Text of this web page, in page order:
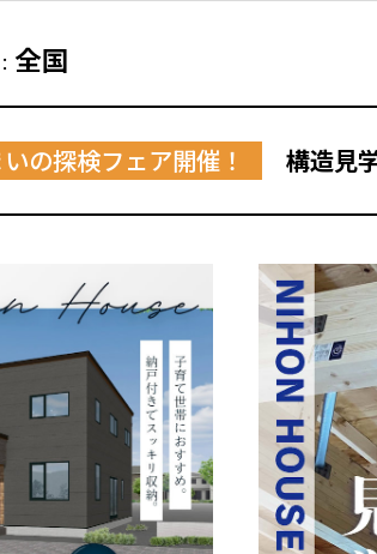
全国
の探検フェア開催！ 構造見
全国の展示場
北海道
札幌
東北
お近くのイベン
北海道
札幌
東北